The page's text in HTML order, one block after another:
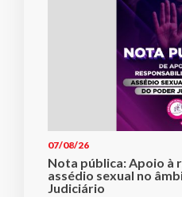
07/08/26
Nota pública: Apoio à
assédio sexual no
Judiciário